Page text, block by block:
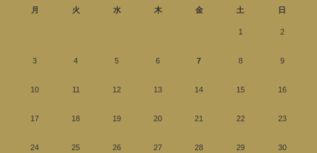
月 火 水 木 金 土 日
1 2
3 4 5 6 7 8 9
10 11 12 13 14 15 16
17 18 19 20 21 22 23
24 25 26 27 28 29 30